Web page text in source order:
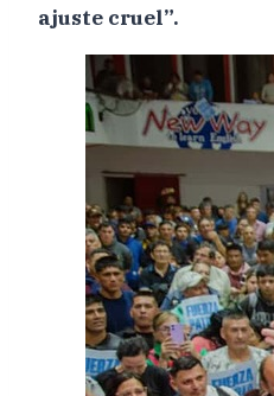
ajuste cruel”.